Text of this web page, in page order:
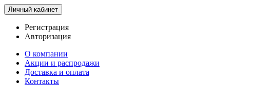
Личный кабинет
Регистрация
Авторизация
О компании
Акции и распродажи
Доставка и оплата
Контакты